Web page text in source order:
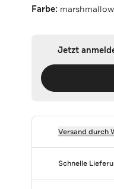
Farbe: marshmallow
Jetzt
Versand durch
Schnelle